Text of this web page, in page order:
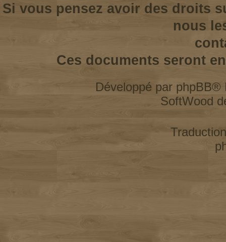
Si vous pensez avoir des droits
nous
Ces documents seront
Développé par phpBB®
SoftWood